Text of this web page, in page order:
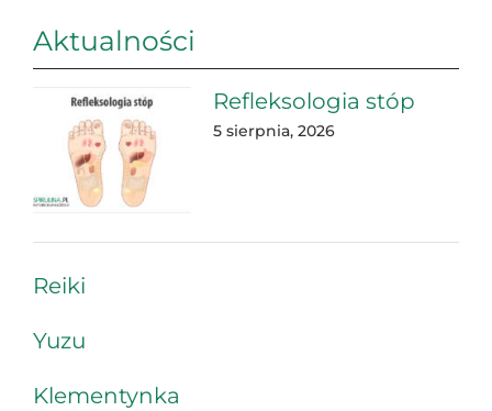
Aktualności
Refleksologia stóp
5 sierpnia, 2026
Reiki
Yuzu
Klementynka